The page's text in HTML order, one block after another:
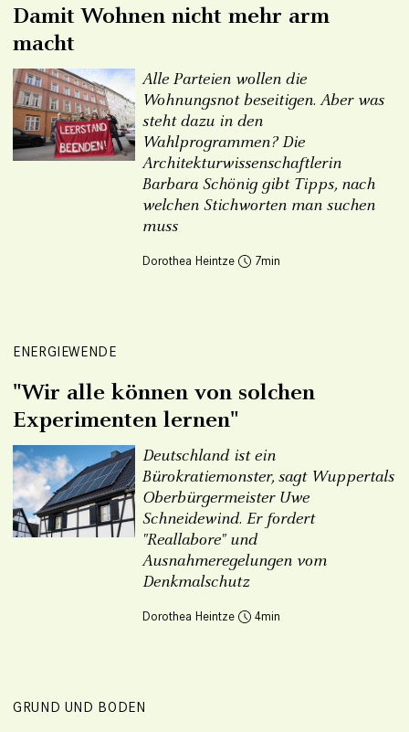
Damit Wohnen nicht mehr arm
macht
Alle Parteien wollen die
Wohnungsnot beseitigen. Aber was
steht dazu in den
Wahlprogrammen? Die
Architekturwissenschaftlerin
Barbara Schönig gibt Tipps, nach
welchen Stichworten man suchen
muss
Dorothea Heintze 7
ENERGIEWENDE
"Wir alle können von solchen
Experimenten lernen"
Deutschland ist ein
Bürokratiemonster, sagt Wuppertals
Oberbürgermeister Uwe
Schneidewind. Er fordert
"Reallabore" und
Ausnahmeregelungen vom
Denkmalschutz
Dorothea Heintze 4
GRUND UND BODEN